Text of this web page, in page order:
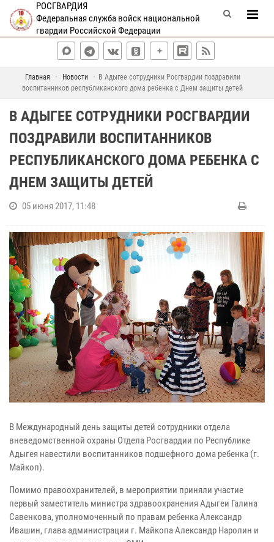
РОСГВАРДИЯ
Федеральная служба войск национальной
гвардии Российской Федерации
Главная Новости
В Адыгее сотрудники Росгвардии поздравили
воспитанников республиканского дома ребенка с Днем защиты детей
В АДЫГЕЕ СОТРУДНИКИ РОСГВАРДИИ
ПОЗДРАВИЛИ ВОСПИТАННИКОВ
РЕСПУБЛИКАНСКОГО ДОМА РЕБЕНКА С
ДНЕМ ЗАЩИТЫ ДЕТЕЙ
05 июня 2017, 11:48
В Международный день защиты детей сотрудники отдела
вневедомственной охраны Отдела Росгвардии по Республике
Адыгея навестили воспитанников подшефного дома ребенка (г.
Майкоп).
Помимо правоохранителей, в мероприятии приняли участие
первый заместитель министра здравоохранения Адыгеи Галина
Савенкова, уполномоченный по правам ребенка Александр
Ивашин, глава администрации г. Майкопа Александр Наролин и